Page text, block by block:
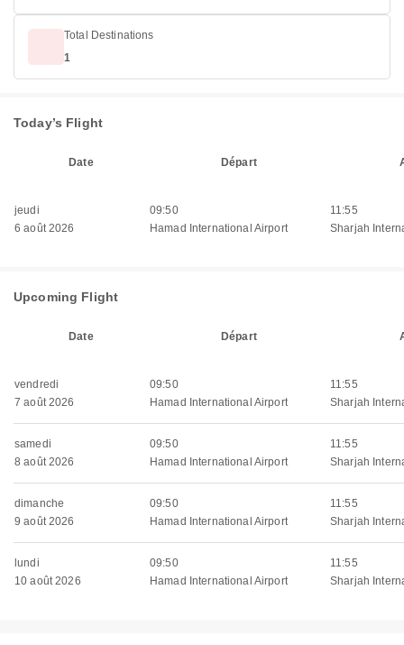
Total Destinations
1
Today’s Flight
Date Départ
jeudi
6 août 2026
09:50
Hamad International Airport
11:55
Sharjah
Upcoming Flight
Date Départ
vendredi
7 août 2026
09:50
Hamad International Airport
11:55
Sharjah
samedi
8 août 2026
09:50
Hamad International Airport
11:55
Sharjah
dimanche
9 août 2026
09:50
Hamad International Airport
11:55
Sharjah
lundi
10 août 2026
09:50
Hamad International Airport
11:55
Sharjah